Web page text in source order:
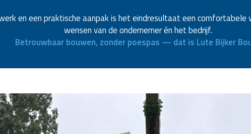
en een praktische aanpak is het eindresultaat een comfortabele
wensen van de ondernemer én het bedrijf.
Betrouwbaar bouwen, zonder poespas — dat is Lute Bijker